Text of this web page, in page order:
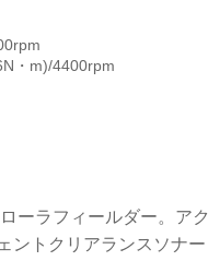
・m)/4400rpm
ーラフィールダー。アク
ントクリアランスソナー